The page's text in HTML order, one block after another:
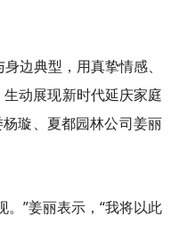
边典型，用真挚情感、
动展现新时代延庆家庭
璇、夏都园林公司姜丽
”姜丽表示，“我将以此